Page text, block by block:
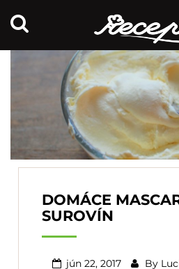
DOMÁCE
SUROVÍN
jún 22, 2017 By